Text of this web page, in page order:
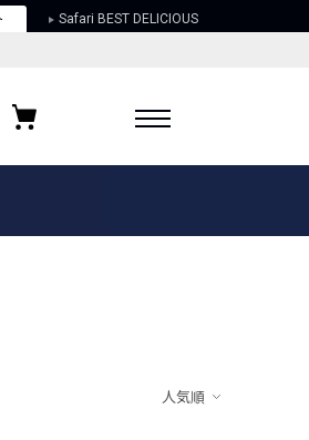
Safari BEST DELICIOUS
気に入りブランド
人気順